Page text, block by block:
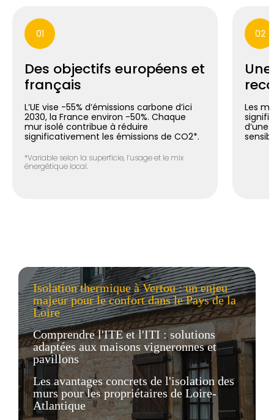
01
Des objectifs européens et
français
L’UE vise -55% d’émissions carbone d’ici
2030, la France environ -50%. Chaque
mur isolé contribue à réduire
significativement les émissions de CO2*.
*Variable selon la superficie, l’usage et le mix
énergétique local.
02
Les
d’une
Isolation thermique à Vertou : un enjeu
majeur pour le confort dans le Pays de la
Loire
Comprendre l'ITE et l'ITI : solutions
adaptées aux maisons vigneronnes et
pavillons
Les avantages concrets de l'isolation des
murs pour les propriétaires de Loire-
Atlantique